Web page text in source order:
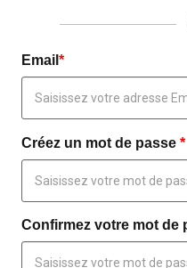
Email *
Créez un mot de passe *
Confirmez votre mot de